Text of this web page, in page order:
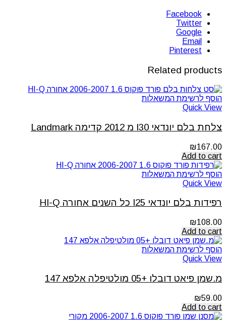
Facebook
Twitter
Google
Email
Pinterest
Related products
הוסף לרשימת המשאלות
Quick View
צלחת בלם יונדאי I30 מ 2012 קדימה Landmark
₪167.00
Add to cart
הוסף לרשימת המשאלות
Quick View
רפידות בלם יונדאי I25 כל השנים אחורה HI-Q
₪108.00
Add to cart
הוסף לרשימת המשאלות
Quick View
מ.שמן פיאט דובלו +05 מולטיפלה אלפא 147
₪59.00
Add to cart